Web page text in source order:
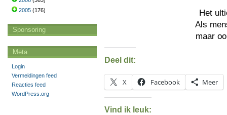
Het
Als
maar
Deel dit:
X Facebook Meer
Vind ik leuk:
2005 (176)
Sponsoring
Meta
Login
Vermeldingen feed
Reacties feed
WordPress.org